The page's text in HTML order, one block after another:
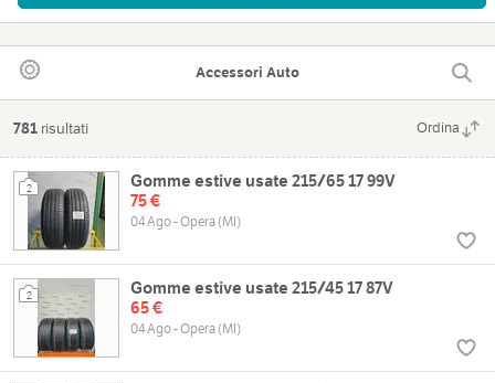
Accessori Auto
781 risultati Ordina
2
Gomme estive usate 215/65 17 99V
75 €
04 Ago - Opera (MI)
2
Gomme estive usate 215/45 17 87V
65 €
04 Ago - Opera (MI)